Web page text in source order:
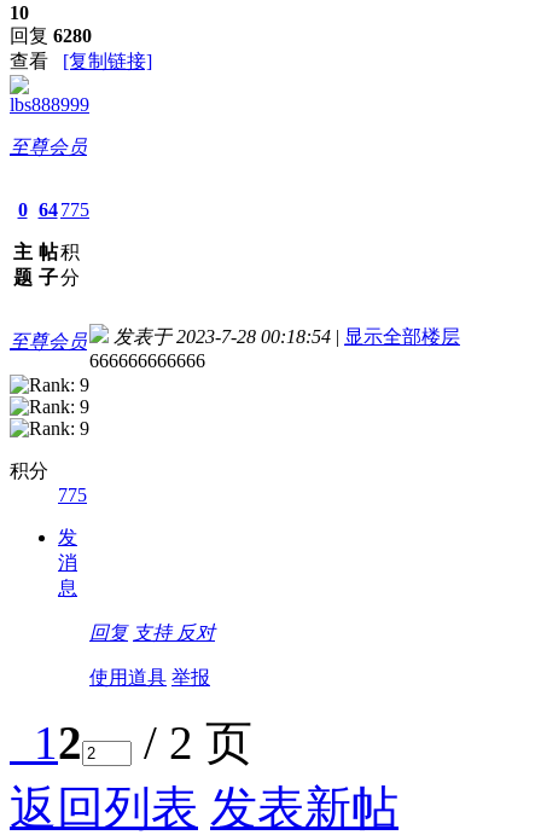
10
回复 6280
查看
[复制链接]
lbs888999
至尊会员
0
主
题
64
帖
子
775
积
分
至尊会员
积分
775
发
消
息
发表于 2023-7-28 00:18:54 | 显示全部楼层
666666666666
回复 支持 反对
使用道具 举报
1 2
/ 2 页
返回列表 发表新帖